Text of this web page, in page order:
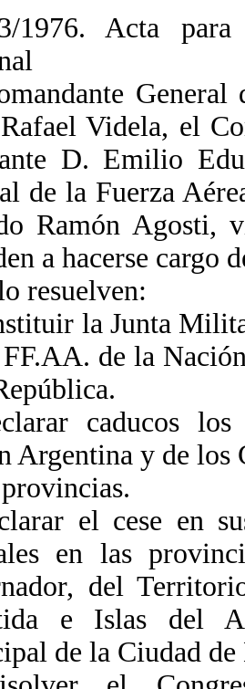
1976. Acta
Videla, el
D. Emilio
de la Fuerza
Ramón Agosti,
a hacerse cargo
resuelven:
la Junta
FF.AA. de la
caducos
Argentina y de los
el cese en
en las
del
e Islas del
de la Ciudad de